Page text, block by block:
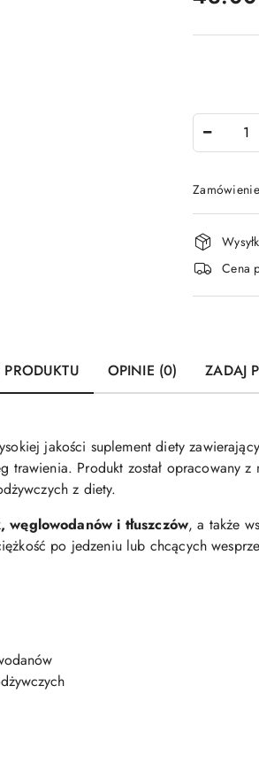
i
Cena
PRODUKTU OPINIE (0) ZADAJ
jakości suplement diety
trawienia. Produkt został opracowany
z diety.
węglowodanów i tłuszczów, a także
po jedzeniu lub chcących